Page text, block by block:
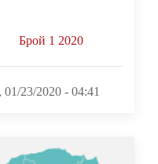
Брой 1 2020
01/23/2020 - 04:41